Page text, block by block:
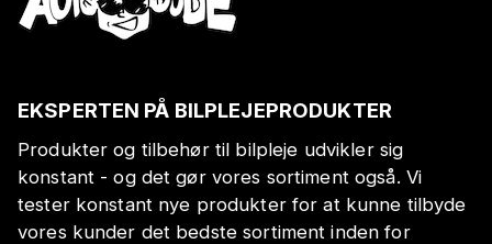
EKSPERTEN PÅ BILPLEJEPRODUKTER
Produkter og tilbehør til bilpleje udvikler sig
konstant - og det gør vores sortiment også. Vi
tester konstant nye produkter for at kunne tilbyde
vores kunder det bedste sortiment inden for